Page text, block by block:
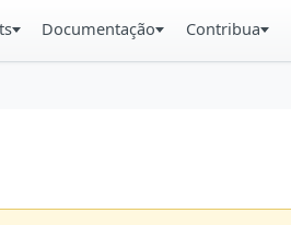
Documentação Contribua